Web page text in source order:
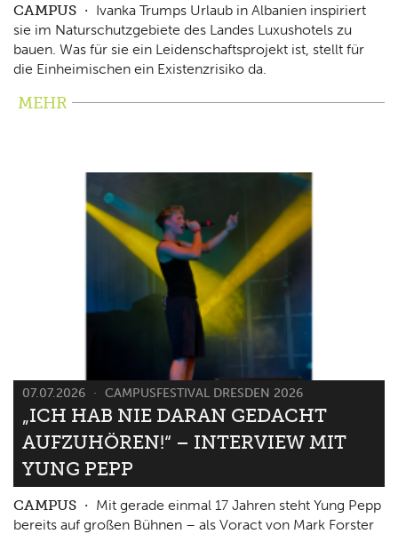
CAMPUS
Ivanka Trumps Urlaub in Albanien inspiriert
sie im Naturschutzgebiete des Landes Luxushotels zu
bauen. Was für sie ein Leidenschaftsprojekt ist, stellt für
die Einheimischen ein Existenzrisiko da.
MEHR
07.07.2026 CAMPUSFESTIVAL DRESDEN 2026
„ICH HAB NIE DARAN GEDACHT
AUFZUHÖREN!“ – INTERVIEW MIT
YUNG PEPP
CAMPUS
Mit gerade einmal 17 Jahren steht Yung Pepp
bereits auf großen Bühnen – als Voract von Mark Forster